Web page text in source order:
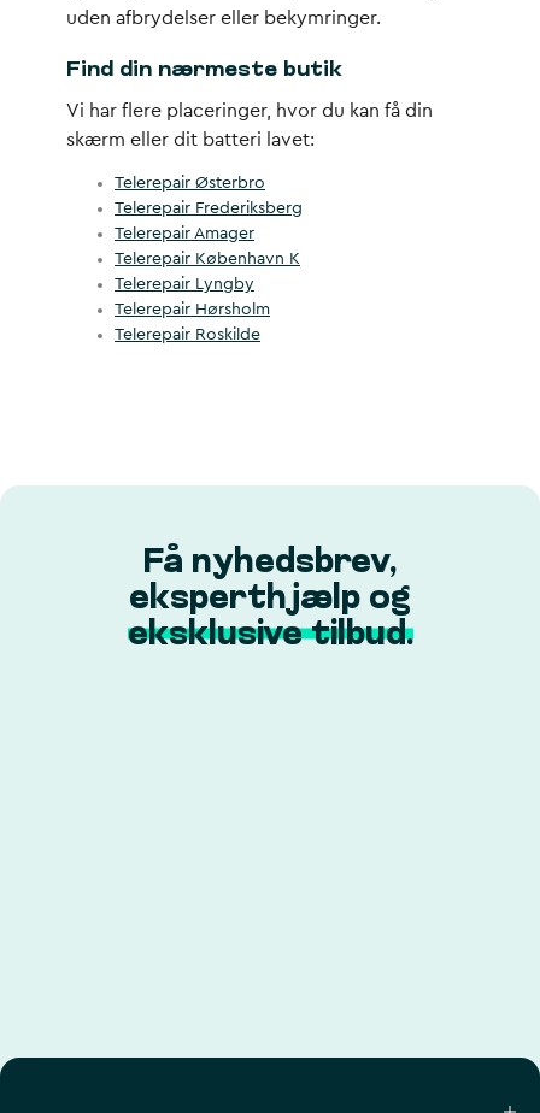
uden afbrydelser eller bekymringer.
Find din nærmeste butik
Vi har flere placeringer, hvor du kan få din
skærm eller dit batteri lavet:
Telerepair Østerbro
Telerepair Frederiksberg
Telerepair Amager
Telerepair København K
Telerepair Lyngby
Telerepair Hørsholm
Telerepair Roskilde
Få nyhedsbrev,
eksperthjælp og
eksklusive tilbud.